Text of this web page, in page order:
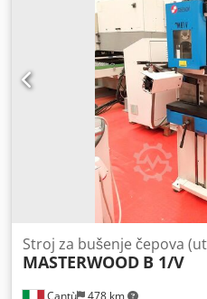
IZVOR: IPG YLS-4000 ; 4000 W
SIEMENS 840D TEŽINA:
NAPOMENA: AUTOMATSKO
AUTOMATSKO
REZANJE; KAPACITIVNI
PRILAGODBA
Cantù 478 km
Stroj za bušenje čepova
MASTERWOOD B 1/V